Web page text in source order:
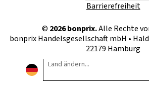
Barrierefreiheit
© 2026bonprix.Alle Rechte
bonprix Handelsgesellschaft mbH •
22179 Hamburg
Land ändern...